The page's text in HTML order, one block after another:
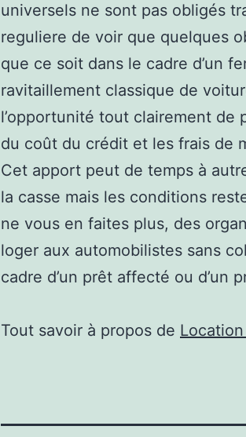
universels ne sont pas obligés
reguliere de voir que quelques
que ce soit dans le cadre d’un
ravitaillement classique de
l’opportunité tout clairement de
du coût du crédit et les frais de
Cet apport peut de temps à
la casse mais les conditions
ne vous en faites plus, des
loger aux automobilistes sans
cadre d’un prêt affecté ou d’un
Tout savoir à propos de